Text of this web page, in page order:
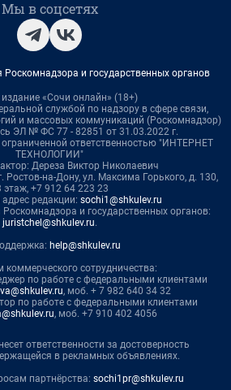
Мы в соцсетях
и государственных органов
издание «Сочи онлайн» (18+)
службой по надзору в сфере связи,
и массовых коммуникаций (Роскомнадзор)
ЭЛ № ФС 77 - 82851 от 31.03.2022 г.
ответственностью "ИНТЕРНЕТ
ТЕХНОЛОГИИ"
Дереза Виктор Николаевич
Ростов-на-Дону, ул. Максима Горького, д. 130,
этаж, +7 912 64 223 23
редакции: sochi1@shkulev.ru
и государственных органов:
juristchel@shkulev.ru.
help@shkulev.ru
коммерческого сотрудничества:
по работе с федеральными клиентами
, моб. + 7 982 640 34 32
по работе с федеральными клиентами
, моб. +7 910 402 4056
ответственности за достоверность
в рекламных объявлениях.
партнёрства: sochi1pr@shkulev.ru